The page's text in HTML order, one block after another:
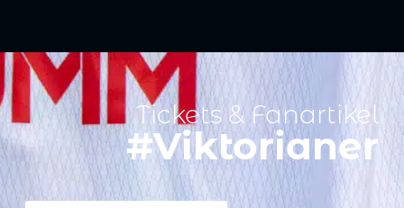
Tickets & Fanartikel
#Viktorianer